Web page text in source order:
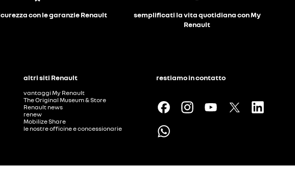
con le garanzie Renault
semplificati la vita quotidiana con My
Renault
altri siti Renault
vantaggi My Renault
The Original Museum & Store
Renault news
renew
Mobilize Share
le nostre officine e concessionarie
restiamo in contatto